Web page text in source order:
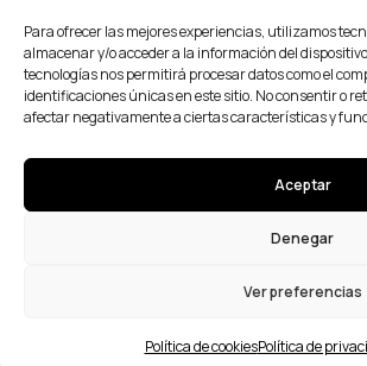
Para ofrecer las mejores experiencias, utilizamos
almacenar y/o acceder a la información del
tecnologías nos permitirá procesar datos como el
identificaciones únicas en este sitio. No consentir o
afectar negativamente a ciertas características y
Aceptar
Denegar
Ver preferencias
Política de cookiesPolítica de